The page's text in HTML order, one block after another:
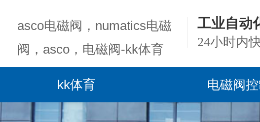
asco电磁阀，numatics电磁
阀，asco，电磁阀-kk体育
工业自动
24小时内
kk体育 电磁阀